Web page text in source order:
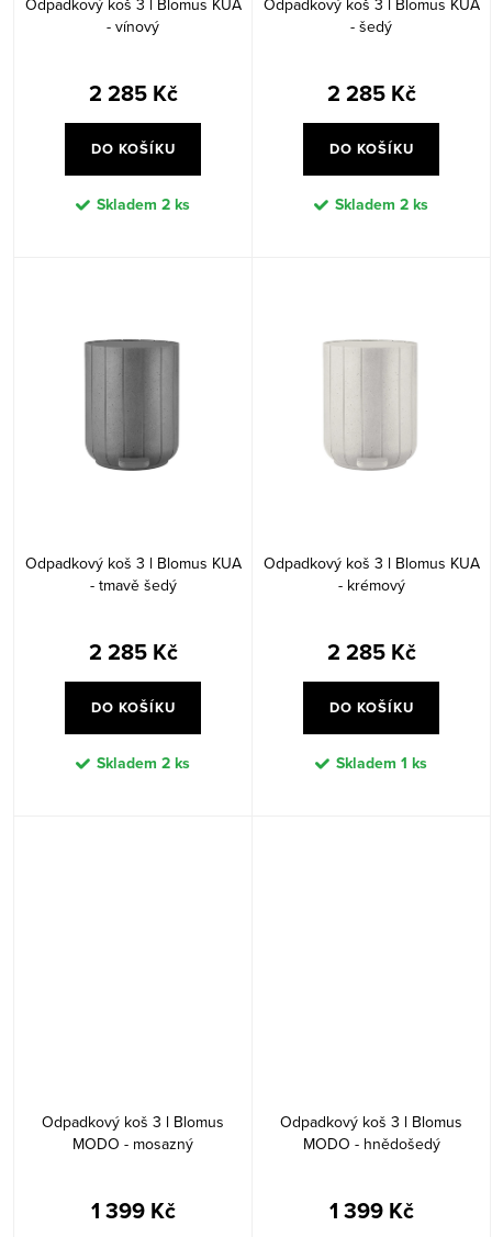
Odpadkový koš 3 l Blomus KUA
- vínový
2 285 Kč
DO KOŠÍKU
Skladem 2 ks
Odpadkový koš 3 l Blomus KUA
- šedý
2 285 Kč
DO KOŠÍKU
Skladem 2 ks
Odpadkový koš 3 l Blomus KUA
- tmavě šedý
2 285 Kč
DO KOŠÍKU
Skladem 2 ks
Odpadkový koš 3 l Blomus KUA
- krémový
2 285 Kč
DO KOŠÍKU
Skladem 1 ks
Odpadkový koš 3 l Blomus
MODO - mosazný
1 399 Kč
Odpadkový koš 3 l Blomus
MODO - hnědošedý
1 399 Kč